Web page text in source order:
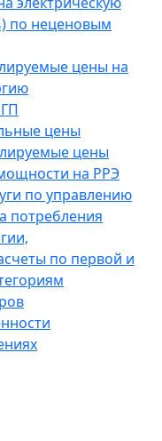
по неценовым
цены на
цены
цены
на РРЭ
по управлению
потребления
по первой и